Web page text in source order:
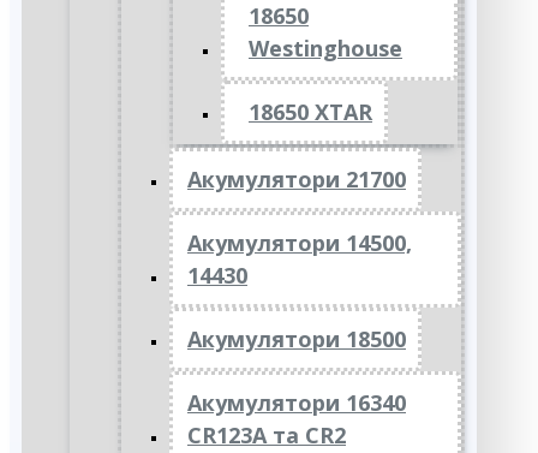
18650
Westinghouse
18650 XTAR
Акумулятори 21700
Акумулятори 14500,
14430
Акумулятори 18500
Акумулятори 16340
CR123A та CR2